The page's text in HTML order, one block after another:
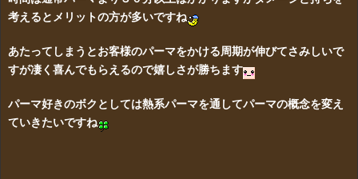
考えるとメリットの方が多いですね
あたってしまうとお客様のパーマをかける周期が伸びてさみしいで
すが凄く喜んでもらえるので嬉しさが勝ちます
パーマ好きのボクとしては熱系パーマを通してパーマの概念を変え
ていきたいですね